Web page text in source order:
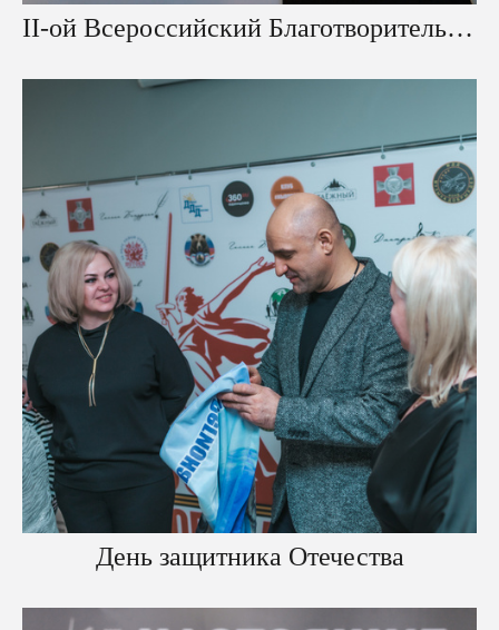
II-ой Всероссийский Благотворительный Съезд в Храме Христа Спасителя
День защитника Отечества